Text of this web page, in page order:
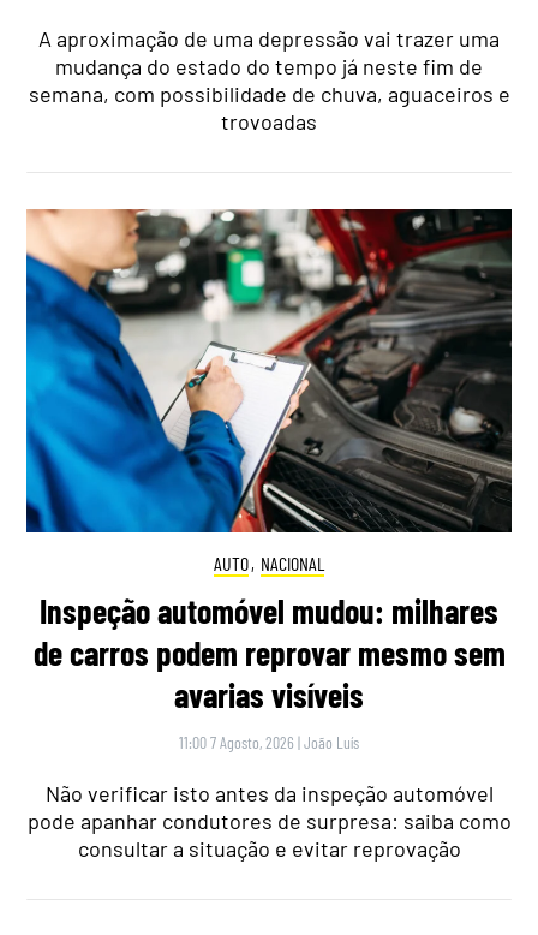
A aproximação de uma depressão vai trazer uma
mudança do estado do tempo já neste fim de
semana, com possibilidade de chuva, aguaceiros e
trovoadas
AUTO, NACIONAL
Inspeção automóvel mudou: milhares
de carros podem reprovar mesmo sem
avarias visíveis
11:00 7 Agosto, 2026 |João Luís
Não verificar isto antes da inspeção automóvel
pode apanhar condutores de surpresa: saiba como
consultar a situação e evitar reprovação